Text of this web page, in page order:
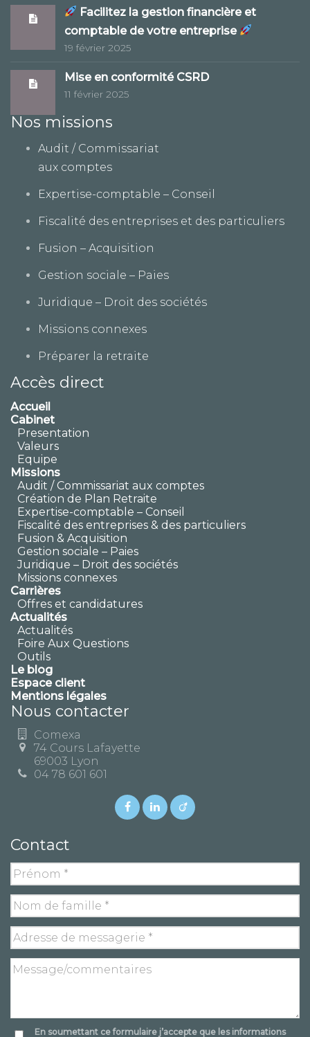
Facilitez la gestion financière et
comptable de votre entreprise
19 février 2025
Mise en conformité CSRD
11 février 2025
Nos missions
Audit / Commissariat
aux comptes
Expertise-comptable – Conseil
Fiscalité des entreprises et des particuliers
Fusion – Acquisition
Gestion sociale – Paies
Juridique – Droit des sociétés
Missions connexes
Préparer la retraite
Accès direct
Accueil
Cabinet
Presentation
Valeurs
Equipe
Missions
Audit / Commissariat aux comptes
Création de Plan Retraite
Expertise-comptable – Conseil
Fiscalité des entreprises & des particuliers
Fusion & Acquisition
Gestion sociale – Paies
Juridique – Droit des sociétés
Missions connexes
Carrières
Offres et candidatures
Actualités
Actualités
Foire Aux Questions
Outils
Le blog
Espace client
Mentions légales
Nous contacter
Comexa
74 Cours Lafayette
69003 Lyon
04 78 601 601
Contact
En soumettant ce formulaire j’accepte que les informations